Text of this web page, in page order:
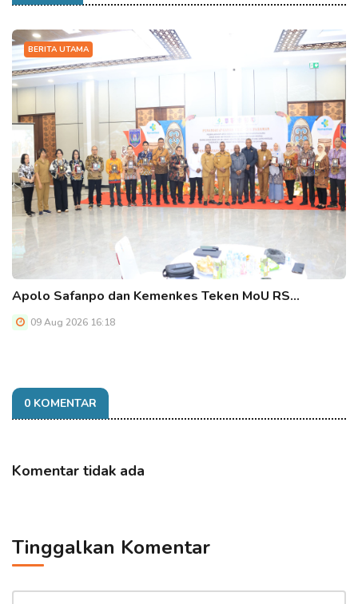
BERITA UTAMA
Apolo Safanpo dan Kemenkes Teken MoU RS…
09 Aug 2026 16:18
0 KOMENTAR
Komentar tidak ada
Tinggalkan Komentar